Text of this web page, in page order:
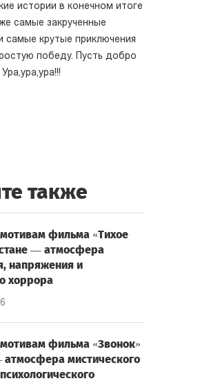
истории в конечном итоге
самые закрученные
самые крутые приключения
победу. Пусть добро
также
фильма «Тихое
— атмосфера
напряжения и
хоррора
фильма «Звонок»
атмосфера мистического